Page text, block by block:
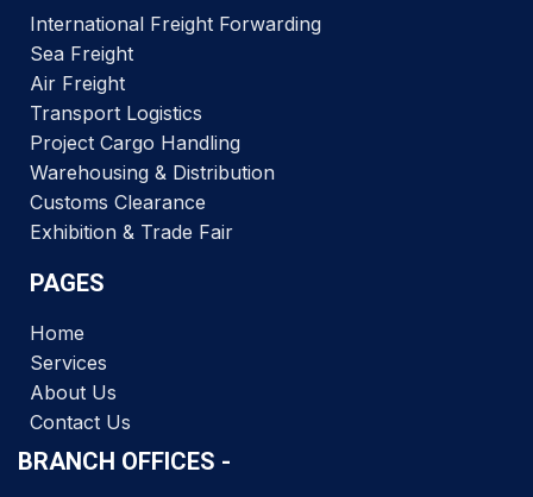
International Freight Forwarding
Sea Freight
Air Freight
Transport Logistics
Project Cargo Handling
Warehousing & Distribution
Customs Clearance
Exhibition & Trade Fair
PAGES
Home
Services
About Us
Contact Us
BRANCH OFFICES -